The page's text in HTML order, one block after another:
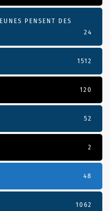
PENSENT DES
24
1512
120
52
2
48
1062